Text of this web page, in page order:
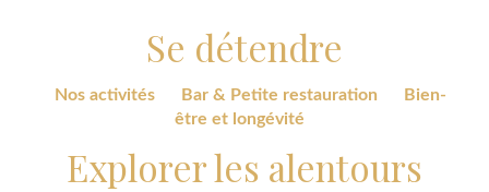
Se détendre
Nos activités Bar & Petite restauration
Bien-
être et longévité
Explorer les alentours